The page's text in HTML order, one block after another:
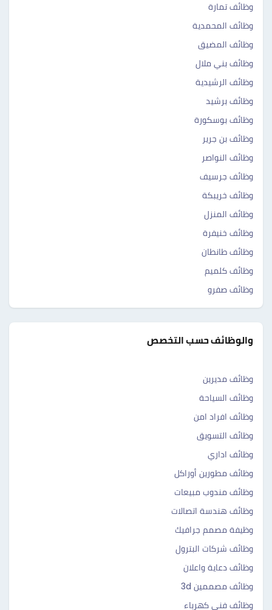
وظائف تمارة ‎‎
وظائف المحمدية ‎ ‎‎
وظائف المضيق ‎‎
وظائف بني ملال ‎‎
وظائف الرشيدية ‎‎
وظائف برشيد ‎ ‎‎
وظائف بوسكورة ‎ ‎‎
وظائف بن جرير ‎‎
وظائف النواصر ‎ ‎‎
وظائف جرسيف ‎‎
وظائف خريبكة ‎‎
وظائف المنزل ‎‎
وظائف خنيفرة ‎‎
وظائف طانطان ‎‎
وظائف كلميم ‎‎
وظائف صفرو ‎‎
والوظائف حسب التخصص
وظائف مديرين
وظائف السياحة
وظائف افراد امن
وظائف التسويق
وظائف اداري
وظائف مطورين أوراكل
وظائف مندوب مبيعات
وظائف هندسة اتصالات
وظيفة مصمم جرافيك
وظائف شركات البترول
وظائف دعاية واعلان
وظائف مصممين 3d
وظائف فني كهرباء